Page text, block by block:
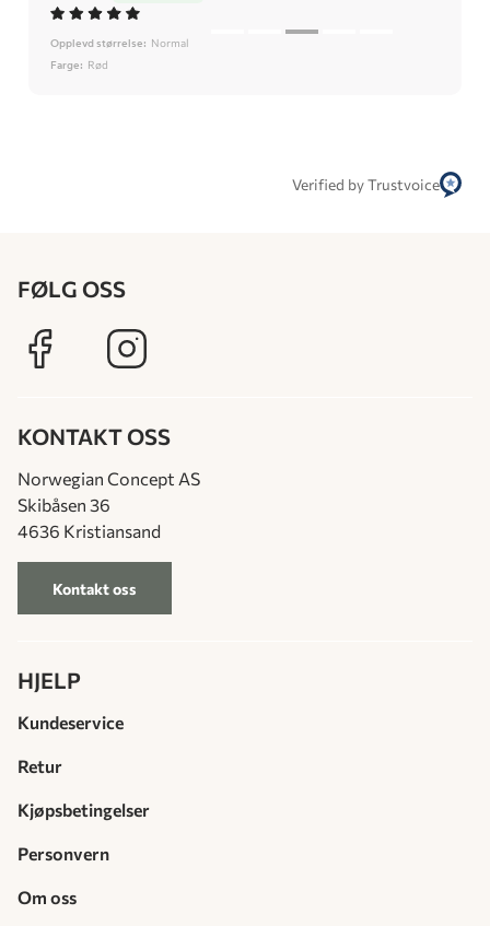
Opplevd størrelse: Normal
Farge: Rød
Verified by Trustvoice
FØLG OSS
KONTAKT OSS
Norwegian Concept AS
Skibåsen 36
4636 Kristiansand
Kontakt oss
HJELP
Kundeservice
Retur
Kjøpsbetingelser
Personvern
Om oss